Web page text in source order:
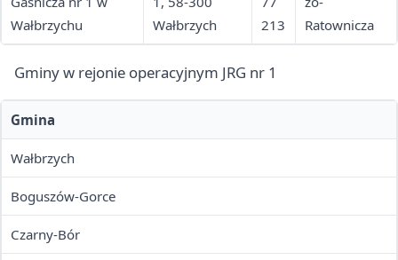
Wałbrzychu
Wałbrzych
213
Ratownicza
Gminy w rejonie operacyjnym JRG nr 1
Gmina
Wałbrzych
Boguszów-Gorce
Czarny-Bór